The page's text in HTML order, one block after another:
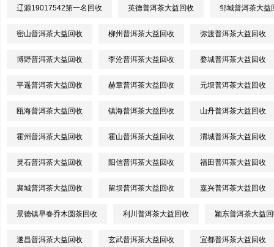
辽源19017542第一名回收 英德普洱茶大益回收 邹城普洱茶大益
密山普洱茶大益回收 柳州普洱茶大益回收 弥渡普洱茶大益回收
博野普洱茶大益回收 李沧普洱茶大益回收 婺城普洱茶大益回收
平遥普洱茶大益回收 赫章普洱茶大益回收 元坝普洱茶大益回收
瓯海普洱茶大益回收 镇海普洱茶大益回收 山丹普洱茶大益回收
霍州普洱茶大益回收 霍山普洱茶大益回收 渭城普洱茶大益回收
灵石普洱茶大益回收 阳信普洱茶大益回收 福田普洱茶大益回收
襄城普洱茶大益回收 留坝普洱茶大益回收 嘉兴普洱茶大益回收
景德镇早春乔木圆茶回收 利川普洱茶大益回收 颍东普洱茶大益
遂昌普洱茶大益回收 玄武普洱茶大益回收 宜都普洱茶大益回收